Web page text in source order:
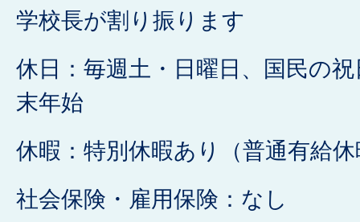
学校長が割り振ります
休日：毎週土・日曜日、国民の
末年始
休暇：特別休暇あり（普通有給
社会保険・雇用保険：なし